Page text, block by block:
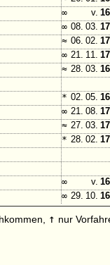
∞ v.
∞ 08. 03.
≈ 06. 02.
∞ 21. 11.
≈ 28. 03.
* 02. 05.
∞ 21. 08.
≈ 27. 03.
* 28. 02.
∞ v.
∞ 29. 10.
↑ nur